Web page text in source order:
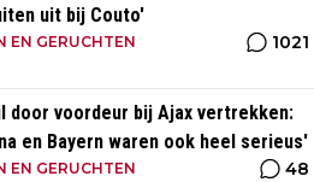
uit bij Couto'
EN GERUCHTEN 1021
door voordeur bij Ajax vertrekken:
en Bayern waren ook heel serieus'
EN GERUCHTEN 48